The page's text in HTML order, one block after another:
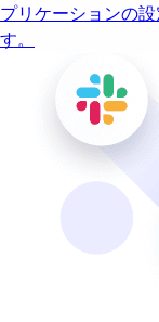
プリケーションの
す。